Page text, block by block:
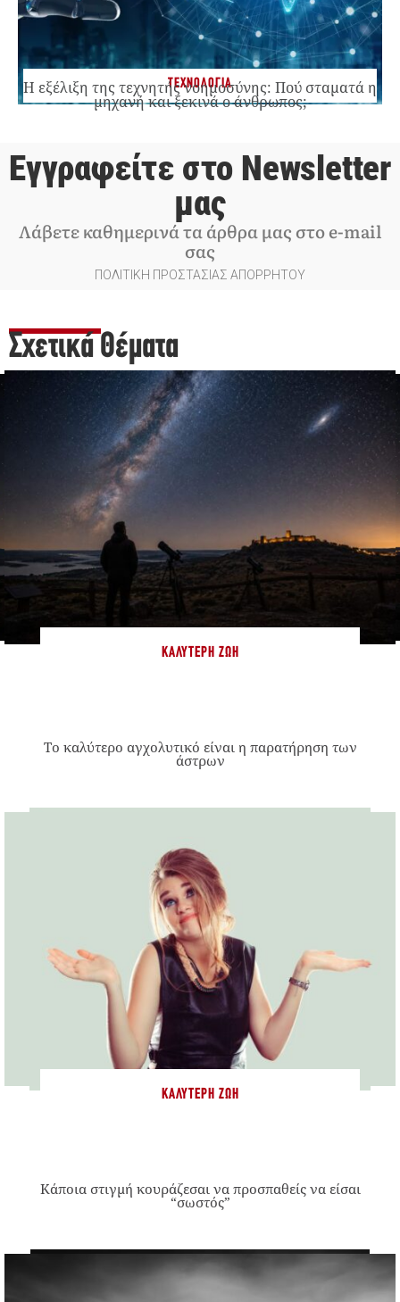
ΤΕΧΝΟΛΟΓΙΑ
Η εξέλιξη της τεχνητής νοημοσύνης: Πού σταματά η
μηχανή και ξεκινά ο άνθρωπος;
Εγγραφείτε στο Newsletter
μας
Λάβετε καθημερινά τα άρθρα μας στο e-mail
σας
ΠΟΛΙΤΙΚΗ ΠΡΟΣΤΑΣΙΑΣ ΑΠΟΡΡΗΤΟΥ
Σχετικά Θέματα
ΚΑΛΎΤΕΡΗ ΖΩΉ
Το καλύτερο αγχολυτικό είναι η παρατήρηση των
άστρων
ΚΑΛΎΤΕΡΗ ΖΩΉ
Κάποια στιγμή κουράζεσαι να προσπαθείς να είσαι
“σωστός”